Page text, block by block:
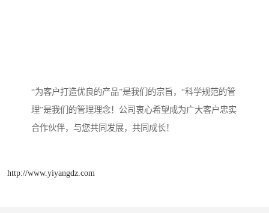
“为客户打造优良的产品”是我们的宗旨，“科学规范的管
理”是我们的管理理念！公司衷心希望成为广大客户忠实
合作伙伴，与您共同发展，共同成长！
http://www.yiyangdz.com